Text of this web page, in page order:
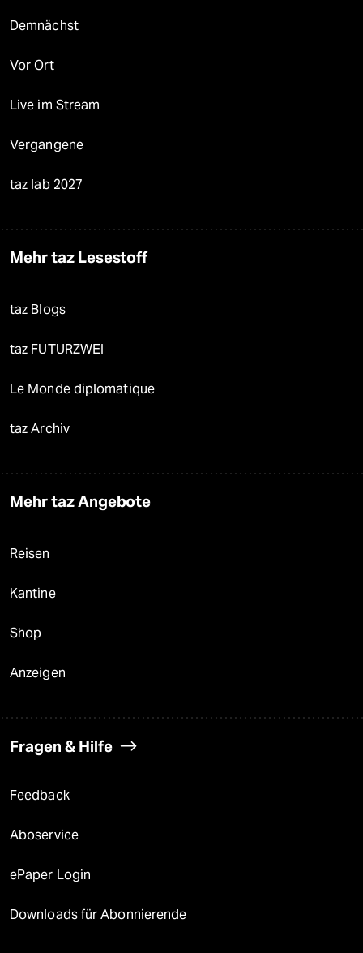
Demnächst
Vor Ort
Live im Stream
Vergangene
taz lab 2027
Mehr taz Lesestoff
taz Blogs
taz FUTURZWEI
Le Monde diplomatique
taz Archiv
Mehr taz Angebote
Reisen
Kantine
Shop
Anzeigen
Fragen & Hilfe
Feedback
Aboservice
ePaper Login
Downloads für Abonnierende